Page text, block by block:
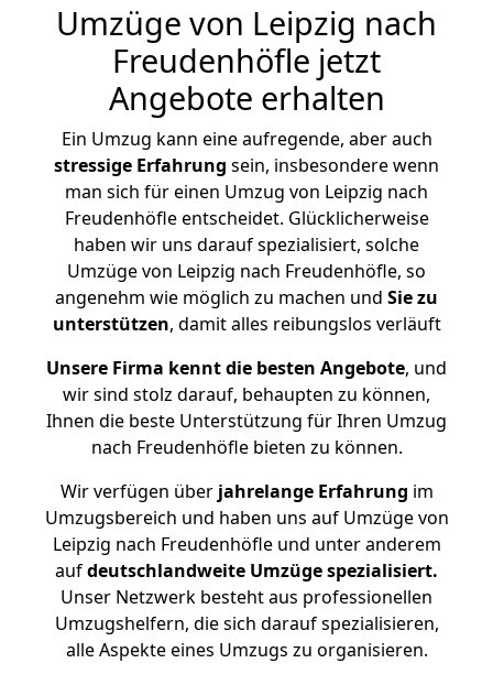
Umzüge von Leipzig nach
Freudenhöfle jetzt
Angebote erhalten
Ein Umzug kann eine aufregende, aber auch
stressige Erfahrung sein, insbesondere wenn
man sich für einen Umzug von Leipzig nach
Freudenhöfle entscheidet. Glücklicherweise
haben wir uns darauf spezialisiert, solche
Umzüge von Leipzig nach Freudenhöfle, so
angenehm wie möglich zu machen und Sie zu
unterstützen, damit alles reibungslos verläuft
Unsere Firma kennt die besten Angebote, und
wir sind stolz darauf, behaupten zu können,
Ihnen die beste Unterstützung für Ihren Umzug
nach Freudenhöfle bieten zu können.
Wir verfügen überjahrelange Erfahrung im
Umzugsbereich und haben uns auf Umzüge von
Leipzig nach Freudenhöfle und unter anderem
aufdeutschlandweite Umzüge spezialisiert.
Unser Netzwerk besteht aus professionellen
Umzugshelfern, die sich darauf spezialisieren,
alle Aspekte eines Umzugs zu organisieren.